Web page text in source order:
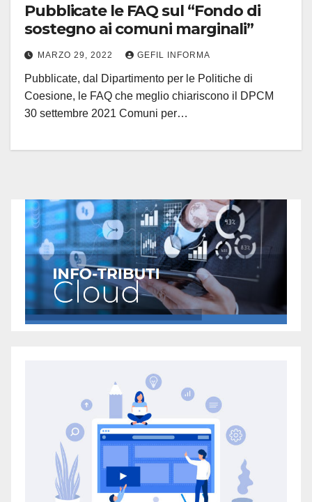
Pubblicate le FAQ sul “Fondo di
sostegno ai comuni marginali”
MARZO 29, 2022 GEFIL INFORMA
Pubblicate, dal Dipartimento per le Politiche di
Coesione, le FAQ che meglio chiariscono il DPCM
30 settembre 2021 Comuni per…